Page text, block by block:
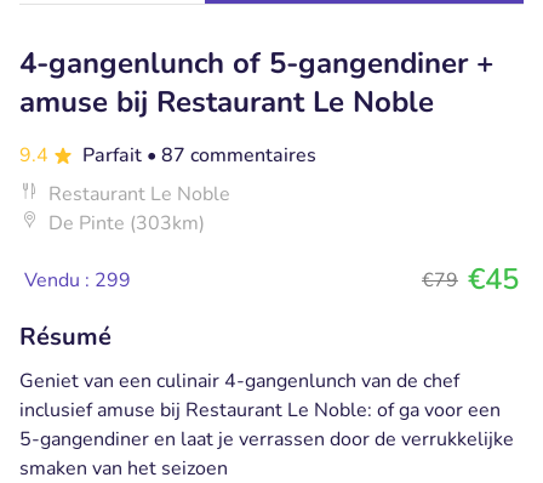
4-gangenlunch of 5-gangendiner +
amuse bij Restaurant Le Noble
9.4 Parfait • 87 commentaires
Restaurant Le Noble
De Pinte (303km)
Vendu : 299 €79 €45
Résumé
Geniet van een culinair 4-gangenlunch van de chef
inclusief amuse bij Restaurant Le Noble: of ga voor een
5-gangendiner en laat je verrassen door de verrukkelijke
smaken van het seizoen